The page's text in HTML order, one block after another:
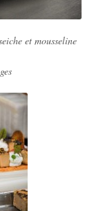
et mousseline